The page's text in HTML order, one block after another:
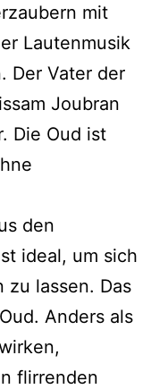
mit
Lautenmusik
Der Vater der
Joubran
Die Oud ist
den
ideal, um sich
zu lassen. Das
Anders als
flirrenden